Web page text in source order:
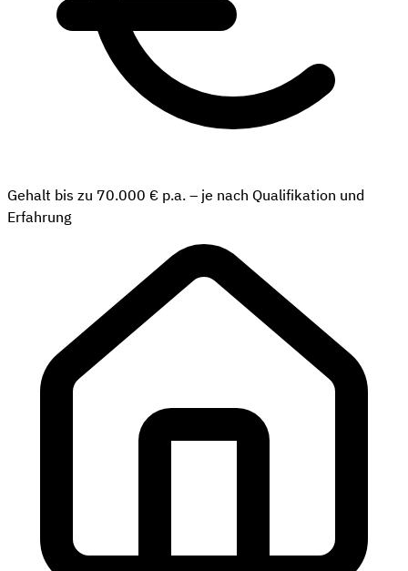
Gehalt bis zu 70.000 € p.a. – je nach Qualifikation und
Erfahrung